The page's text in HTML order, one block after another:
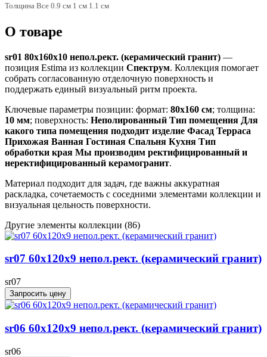
Толщина Все 0.9 см 1 см 1.1 см
О товаре
sr01 80x160x10 непол.рект. (керамический гранит) —
позиция Estima из коллекции Спектрум. Коллекция помогает
собрать согласованную отделочную поверхность и
поддержать единый визуальный ритм проекта.
Ключевые параметры позиции: формат: 80x160 см; толщина:
10 мм; поверхность: Неполированный Тип помещения Для
какого типа помещения подходит изделие Фасад Терраса
Прихожая Ванная Гостиная Спальня Кухня Тип
обработки края Мы производим ректифицированный и
неректифицированный керамогранит.
Материал подходит для задач, где важны аккуратная
раскладка, сочетаемость с соседними элементами коллекции и
визуальная цельность поверхности.
Другие элементы коллекции (86)
sr07 60x120х9 непол.рект. (керамический гранит)
sr07
Запросить цену
sr06 60x120х9 непол.рект. (керамический гранит)
sr06